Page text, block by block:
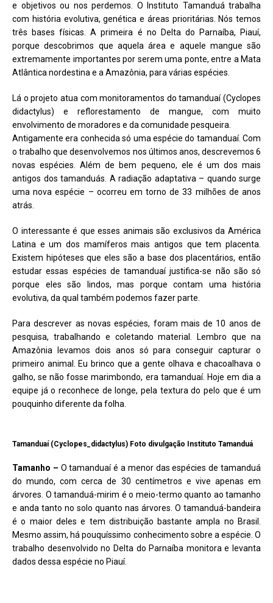
e objetivos ou nos perdemos. O Instituto Tamanduá trabalha
com história evolutiva, genética e áreas prioritárias. Nós temos
três bases físicas. A primeira é no Delta do Parnaíba, Piauí,
porque descobrimos que aquela área e aquele mangue são
extremamente importantes por serem uma ponte, entre a Mata
Atlântica nordestina e a Amazônia, para várias espécies.
Lá o projeto atua com monitoramentos do tamanduaí (Cyclopes
didactylus) e reflorestamento de mangue, com muito
envolvimento de moradores e da comunidade pesqueira.
Antigamente era conhecida só uma espécie do tamanduaí. Com
o trabalho que desenvolvemos nos últimos anos, descrevemos 6
novas espécies. Além de bem pequeno, ele é um dos mais
antigos dos tamanduás. A radiação adaptativa – quando surge
uma nova espécie – ocorreu em torno de 33 milhões de anos
atrás.
O interessante é que esses animais são exclusivos da América
Latina e um dos mamíferos mais antigos que tem placenta.
Existem hipóteses que eles são a base dos placentários, então
estudar essas espécies de tamanduaí justifica-se não são só
porque eles são lindos, mas porque contam uma história
evolutiva, da qual também podemos fazer parte.
Para descrever as novas espécies, foram mais de 10 anos de
pesquisa, trabalhando e coletando material. Lembro que na
Amazônia levamos dois anos só para conseguir capturar o
primeiro animal. Eu brinco que a gente olhava e chacoalhava o
galho, se não fosse marimbondo, era tamanduaí. Hoje em dia a
equipe já o reconhece de longe, pela textura do pelo que é um
pouquinho diferente da folha.
Tamanduaí (Cyclopes_didactylus) Foto divulgação Instituto Tamanduá
Tamanho – O tamanduaí é a menor das espécies de tamanduá
do mundo, com cerca de 30 centímetros e vive apenas em
árvores. O tamanduá-mirim é o meio-termo quanto ao tamanho
e anda tanto no solo quanto nas árvores. O tamanduá-bandeira
é o maior deles e tem distribuição bastante ampla no Brasil.
Mesmo assim, há pouquíssimo conhecimento sobre a espécie. O
trabalho desenvolvido no Delta do Parnaíba monitora e levanta
dados dessa espécie no Piauí.